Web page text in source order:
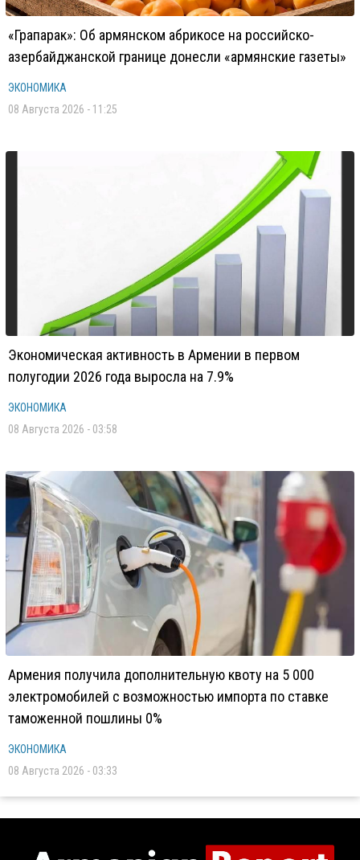
«Грапарак»: Об армянском абрикосе на российско-
азербайджанской границе донесли «армянские газеты»
ЭКОНОМИКА
08 Августа 2026 - 11:25
Экономическая активность в Армении в первом
полугодии 2026 года выросла на 7.9%
ЭКОНОМИКА
08 Августа 2026 - 03:58
Армения получила дополнительную квоту на 5 000
электромобилей с возможностью импорта по ставке
таможенной пошлины 0%
ЭКОНОМИКА
08 Августа 2026 - 03:33